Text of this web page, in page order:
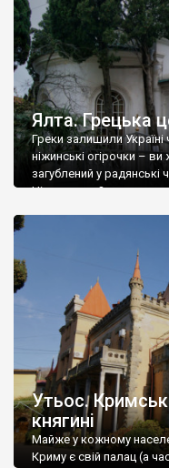
Ялта. Грецька
Греки залишили
ніжинські огірочки –
загублений у
Ніжин греки?
Утьос.
княгині
Майже у кожному
Криму є свій палац (а